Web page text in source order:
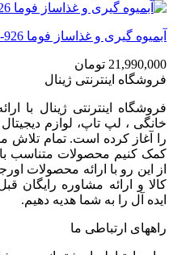
آبمیوه گیری و غذاساز فوما FU-926
21,990,000 تومان
فروشگاه اینترنتی ژینال
فروشگاه اینترنتی ژینال با
خانگی ، لپ تاپ، لوازم
را آغاز کرده است. تمام تلاش
کمک کنیم محصولات متناسب با
از این رو با ارائه محصولات
کالا و ارائه مشاوره رایگان
ایده آل را به شما هدیه دهیم.
راههای ارتباطی ما